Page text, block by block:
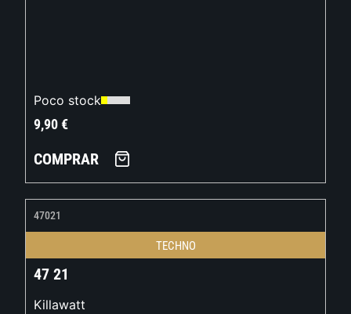
Poco stock
9,90€
COMPRAR
47021
TECHNO
47 21
Killawatt